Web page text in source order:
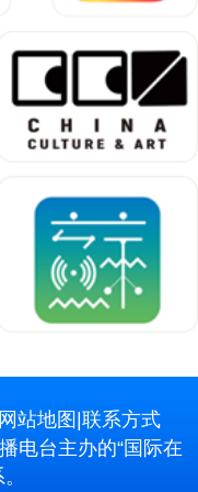
网站地图 |联系方式
电台主办的“国际在